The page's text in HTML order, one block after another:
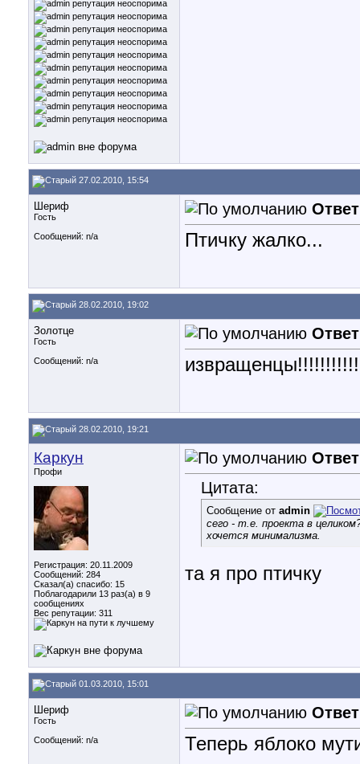
27.02.2010, 15:54
Шериф
Гость
Сообщений: n/a
Птичку жалко...
28.02.2010, 19:02
Золотце
Гость
Сообщений: n/a
28.02.2010, 19:21
Каркун
Профи
Регистрация: 20.11.2009
Сообщений: 284
Сказал(а) спасибо: 15
Поблагодарили 13 раз(а) в 9
сообщениях
Вес репутации: 311
Цитата:
Сообщение от admin
сего - т.е. проекта в
хочется минимализма.
та я про птичку
01.03.2010, 15:01
Шериф
Гость
Сообщений: n/a
Теперь яблоко